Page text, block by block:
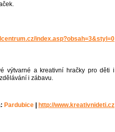
index.asp?obsah=3&styl=0
výtvarné a kreativní hračky pro děti i
i zábavu.
Pardubice http://www.kreativnideti.cz